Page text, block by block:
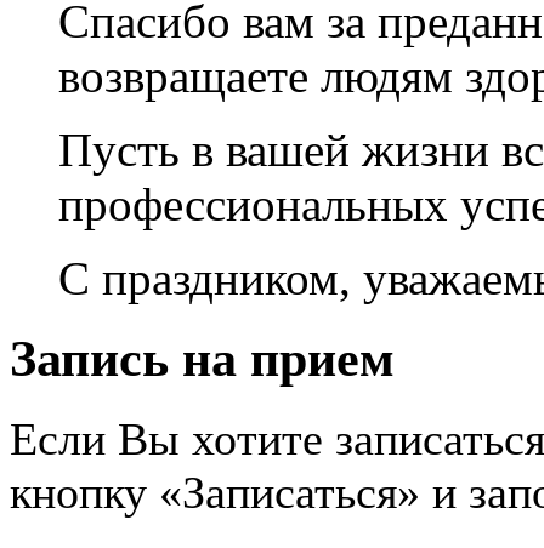
Спасибо вам за
возвращаете людям
Пусть в вашей жизни
профессиональных
С праздником,
Запись на прием
Если Вы хотите
кнопку «Записаться» и